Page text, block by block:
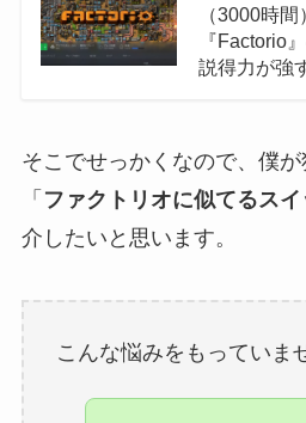
（3000時
『Factorio
説得力が強
そこでせっかくなので、僕
「 ファクトリオに似てるス
介したいと思います。
こんな悩みをもっていま